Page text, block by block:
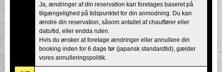
Ja, ændringer af din reservation kan foretages baseret på
tilgængelighed på tidspunktet for din anmodning. Du kan
ændre din reservation, såsom antallet af chauffører eller
dato/tid, eller endda ruten.
Hvis du ønsker at foretage ændringer eller annullere din
booking inden for 6 dage før (japansk standardtid), gælder
vores annulleringspolitik.